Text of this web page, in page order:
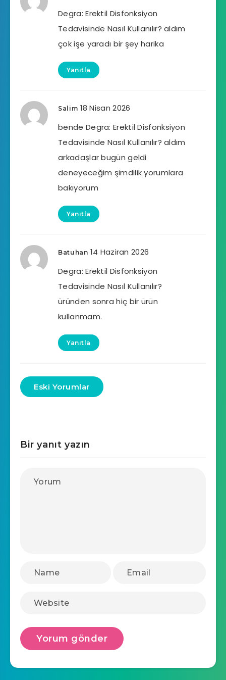
Degra: Erektil Disfonksiyon
Tedavisinde Nasıl Kullanılır? aldım
çok işe yaradı bir şey harika
Yanıtla
Salim 18 Nisan 2026
bende Degra: Erektil Disfonksiyon
Tedavisinde Nasıl Kullanılır? aldım
arkadaşlar bugün geldi
deneyeceğim şimdilik yorumlara
bakıyorum
Yanıtla
Batuhan 14 Haziran 2026
Degra: Erektil Disfonksiyon
Tedavisinde Nasıl Kullanılır?
üründen sonra hiç bir ürün
kullanmam.
Yanıtla
Eski Yorumlar
Bir yanıt yazın